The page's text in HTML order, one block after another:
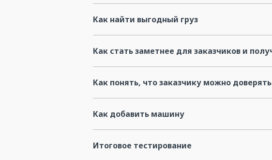
Как найти выгодный груз
Как стать заметнее для заказчиков и
Как понять, что заказчику можно доверять
Как добавить машину
Итоговое тестирование